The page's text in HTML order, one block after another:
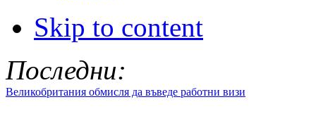
Skip to content
Последни:
Великобритания обмисля да въведе работни визи